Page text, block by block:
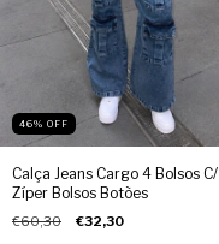
46% OFF
Calça Jeans Cargo 4 Bolsos C/
Zíper Bolsos Botões
€60,30 €32,30